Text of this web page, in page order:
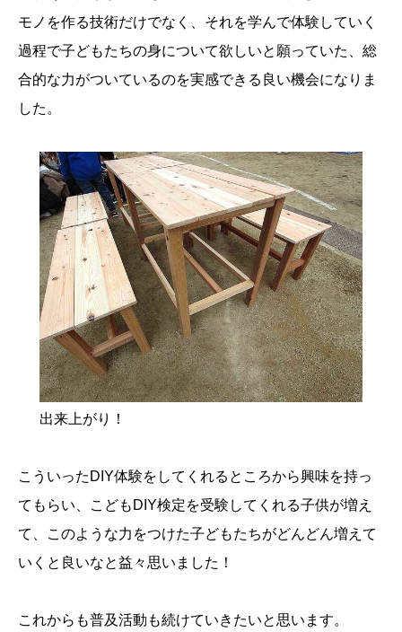
モノを作る技術だけでなく、それを学んで体験していく
過程で子どもたちの身について欲しいと願っていた、総
合的な力がついているのを実感できる良い機会になりま
した。
出来上がり！
こういったDIY体験をしてくれるところから興味を持っ
てもらい、こどもDIY検定を受験してくれる子供が増え
て、このような力をつけた子どもたちがどんどん増えて
いくと良いなと益々思いました！
これからも普及活動も続けていきたいと思います。